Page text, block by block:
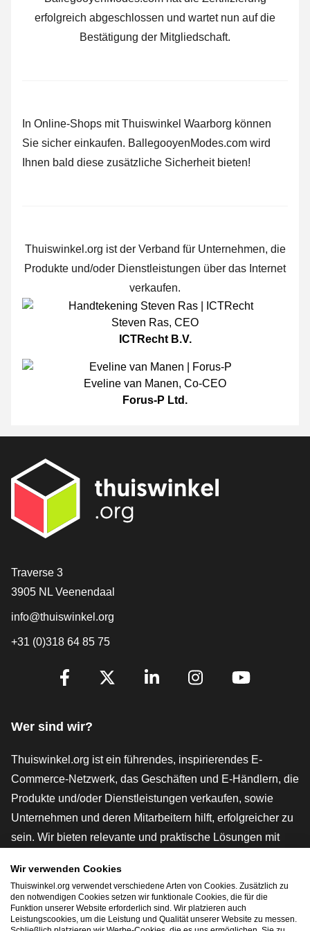
erfolgreich abgeschlossen und wartet nun auf die
Bestätigung der Mitgliedschaft.
In Online-Shops mit Thuiswinkel Waarborg können
Sie sicher einkaufen. BallegooyenModes.com wird
Ihnen bald diese zusätzliche Sicherheit bieten!
Thuiswinkel.org ist der Verband für Unternehmen, die
Produkte und/oder Dienstleistungen über das Internet
verkaufen.
Steven Ras, CEO
ICTRecht B.V.
Eveline van Manen, Co-CEO
Forus-P Ltd.
[_General:Contact]
Traverse 3
3905 NL Veenendaal
info@thuiswinkel.org
+31 (0)318 64 85 75
[_General:SocialMediaTitle]
Wer sind wir?
Thuiswinkel.org ist ein führendes, inspirierendes E-
Commerce-Netzwerk, das Geschäften und E-Händlern, die
Produkte und/oder Dienstleistungen verkaufen, sowie
Unternehmen und deren Mitarbeitern hilft, erfolgreicher zu
sein. Wir bieten relevante und praktische Lösungen mit
rechtlichen Instrumenten und Beratung,
Interessenvertretung, Marktforschung und verfügen über
eine eigene Bildungsplattform, die Thuiswinkel e-
Wir verwenden Cookies
Thuiswinkel.org verwendet verschiedene Arten von Cookies. Zusätzlich zu
den notwendigen Cookies setzen wir funktionale Cookies, die für die
Funktion unserer Website erforderlich sind. Wir platzieren auch
Leistungscookies, um die Leistung und Qualität unserer Website zu messen.